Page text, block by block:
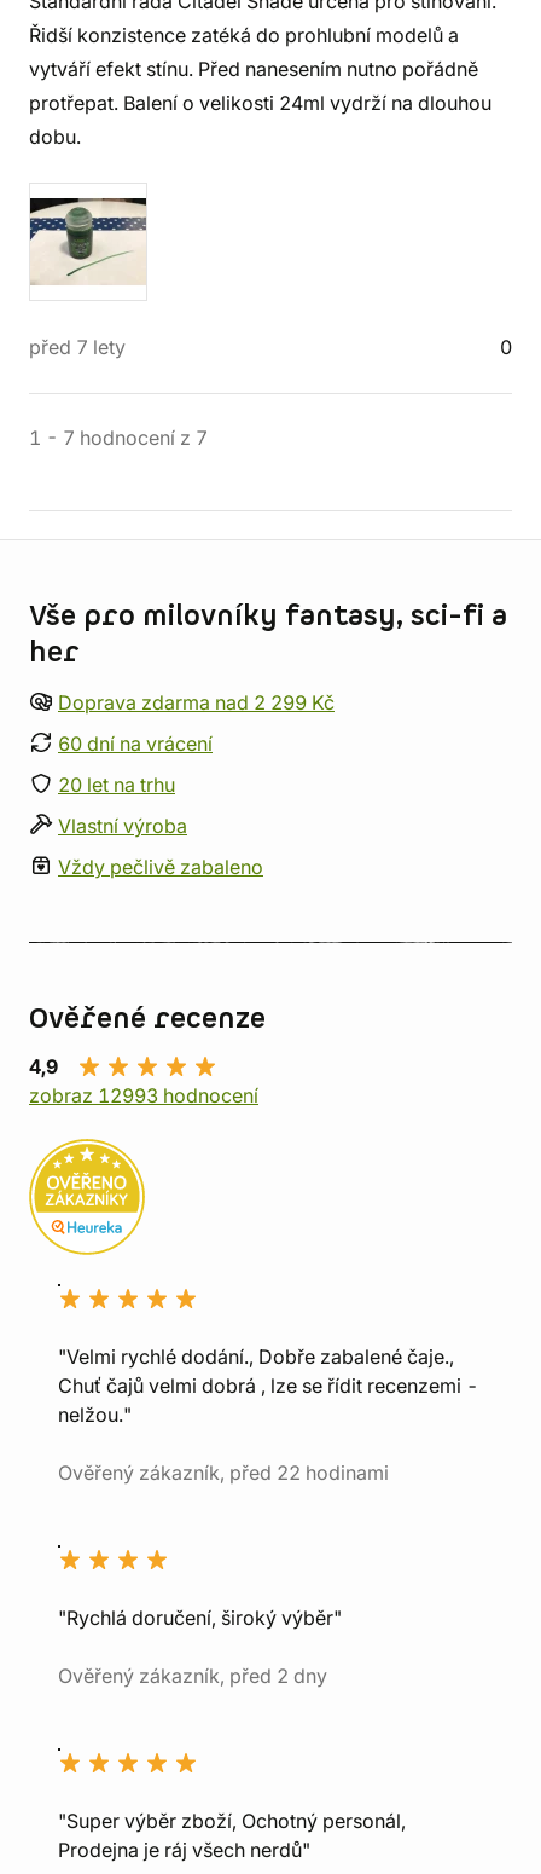
Řidší konzistence zatéká do prohlubní modelů a
vytváří efekt stínu. Před nanesením nutno pořádně
protřepat. Balení o velikosti 24ml vydrží na dlouhou
dobu.
před 7 lety 0
1 - 7 hodnocení z 7
Vše pro milovníky fantasy, sci-fi a
her
Doprava zdarma nad 2 299 Kč
60 dní na vrácení
20 let na trhu
Vlastní výroba
Vždy pečlivě zabaleno
Ověřené recenze
4,9
zobraz 12993 hodnocení
"Velmi rychlé dodání., Dobře zabalené čaje.,
Chuť čajů velmi dobrá , lze se řídit recenzemi -
nelžou."
Ověřený zákazník, před 22 hodinami
"Rychlá doručení, široký výběr"
Ověřený zákazník, před 2 dny
"Super výběr zboží, Ochotný personál,
Prodejna je ráj všech nerdů"